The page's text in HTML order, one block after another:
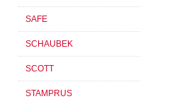
SAFE
SCHAUBEK
SCOTT
STAMPRUS